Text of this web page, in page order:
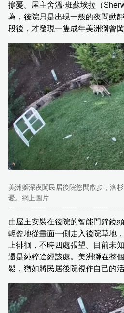
擔憂。屋主舍溫·班蘇埃拉（
為，後院只是出現一般的夜間動
段後，才發現一隻成年美洲獅曾闖
美洲獅深夜闖民居後院悠閒散步，洛
憂。網上圖片
由屋主安裝在後院的智能門鐘鏡
輕盈地從畫面一側走入後院草地
上徘徊，不時四處張望。目前未
還是純粹途經該處。美洲獅在整
鬆，猶如將民居後院視作自己的活